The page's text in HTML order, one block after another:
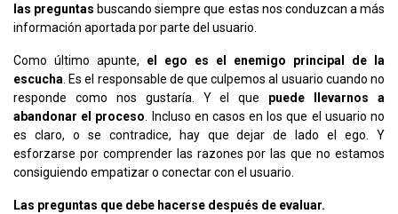
las preguntas buscando siempre que estas nos conduzcan a más
información aportada por parte del usuario.
Como último apunte, el ego es el enemigo principal de la
escucha . Es el responsable de que culpemos al usuario cuando no
responde como nos gustaría. Y el que puede llevarnos a
abandonar el proceso . Incluso en casos en los que el usuario no
es claro, o se contradice, hay que dejar de lado el ego. Y
esforzarse por comprender las razones por las que no estamos
consiguiendo empatizar o conectar con el usuario.
Las preguntas que debe hacerse después de evaluar.